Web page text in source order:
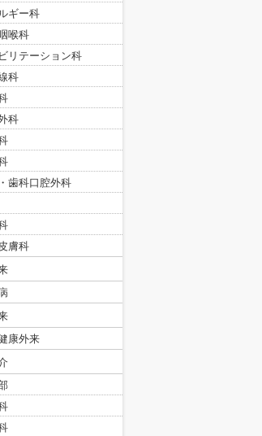
ギー科
喉科
リテーション科
科
科
歯科口腔外科
膚科
康外来